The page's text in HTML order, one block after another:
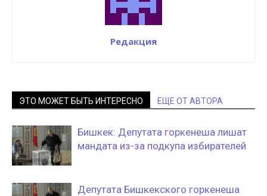
Редакция
ЭТО МОЖЕТ БЫТЬ ИНТЕРЕСНО ЕЩЕ ОТ АВТОРА
Бишкек: Депутата горкенеша лишат
мандата из-за подкупа избирателей
Депутата Бишкекского горкенеша